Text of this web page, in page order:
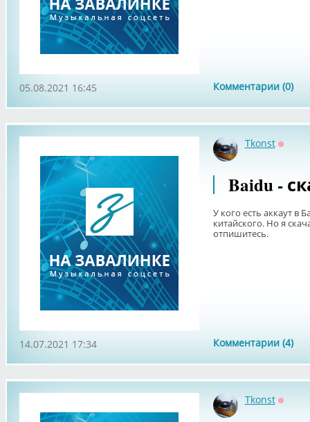
Комментарии (0)
05.08.2021 16:45
Tkonst
Baidu -
У кого есть аккаут в
китайского. Но я
отпишитесь.
Комментарии (4)
14.07.2021 17:34
Tkonst